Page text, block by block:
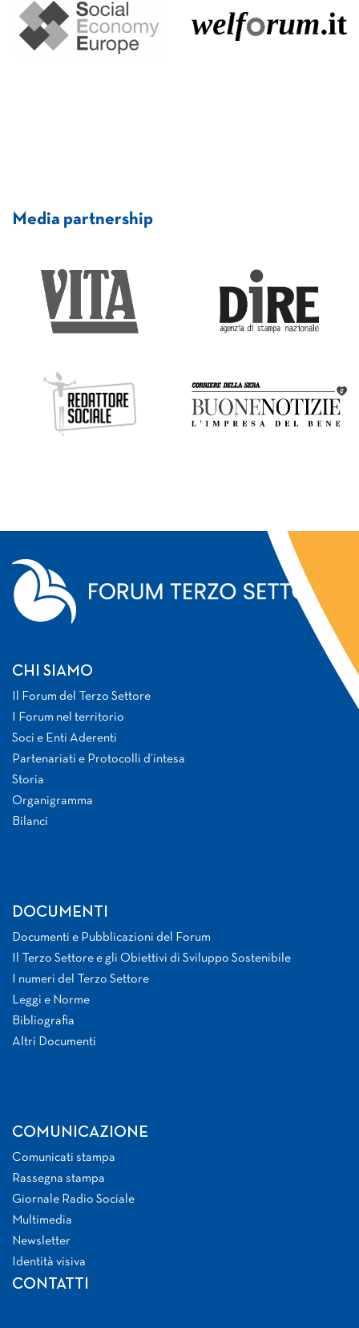
Media partnership
CHI SIAMO
Il Forum del Terzo Settore
I Forum nel territorio
Soci e Enti Aderenti
Partenariati e Protocolli d’intesa
Storia
Organigramma
Bilanci
DOCUMENTI
Documenti e Pubblicazioni del Forum
Il Terzo Settore e gli Obiettivi di Sviluppo Sostenibile
I numeri del Terzo Settore
Leggi e Norme
Bibliografia
Altri Documenti
COMUNICAZIONE
Comunicati stampa
Rassegna stampa
Giornale Radio Sociale
Multimedia
Newsletter
Identità visiva
CONTATTI